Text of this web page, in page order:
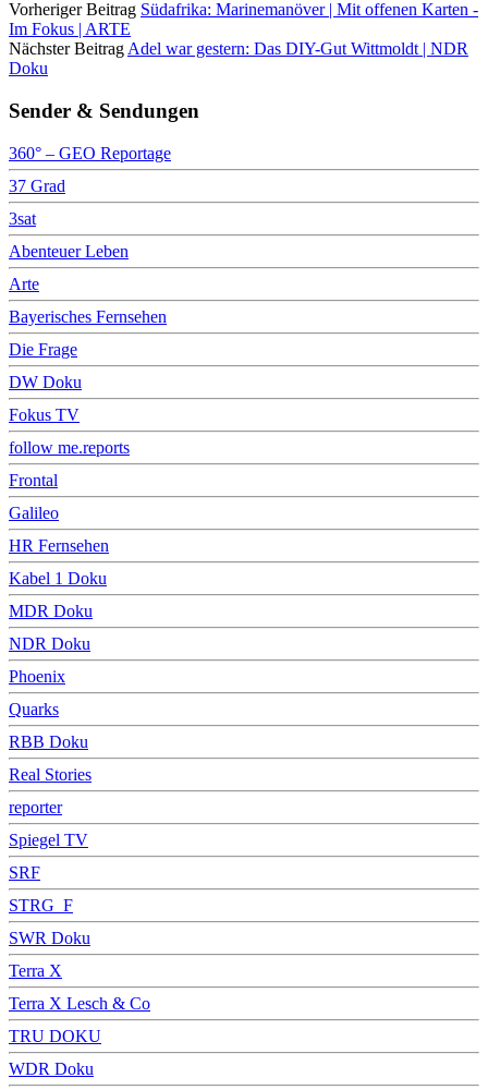
Vorheriger Beitrag Südafrika: Marinemanöver | Mit offenen Karten -
Im Fokus | ARTE
Nächster Beitrag Adel war gestern: Das DIY-Gut Wittmoldt | NDR
Doku
Sender & Sendungen
360° – GEO Reportage
37 Grad
3sat
Abenteuer Leben
Arte
Bayerisches Fernsehen
Die Frage
DW Doku
Fokus TV
follow me.reports
Frontal
Galileo
HR Fernsehen
Kabel 1 Doku
MDR Doku
NDR Doku
Phoenix
Quarks
RBB Doku
Real Stories
reporter
Spiegel TV
SRF
STRG_F
SWR Doku
Terra X
Terra X Lesch & Co
TRU DOKU
WDR Doku